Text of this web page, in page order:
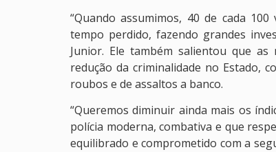
“Quando assumimos, 40 de cada
tempo perdido, fazendo grandes
Junior. Ele também salientou que
redução da criminalidade no Estado,
roubos e de assaltos a banco.
“Queremos diminuir ainda mais os
polícia moderna, combativa e que
equilibrado e comprometido com a